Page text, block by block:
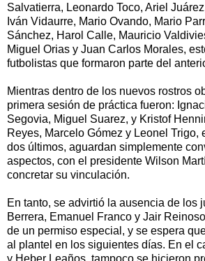
Salvatierra, Leonardo Toco, Ariel
Iván Vidaurre, Mario Ovando, Mario
Sánchez, Harol Calle, Mauricio
Miguel Orias y Juan Carlos Morales,
futbolistas que formaron parte del
Mientras dentro de los nuevos rostros
primera sesión de práctica fueron:
Segovia, Miguel Suarez, y Kristof
Reyes, Marcelo Gómez y Leonel Trigo,
dos últimos, aguardan simplemente
aspectos, con el presidente Wilson
concretar su vinculación.
En tanto, se advirtió la ausencia de los
Berrera, Emanuel Franco y Jair
de un permiso especial, y se espera
al plantel en los siguientes días. En el
y Heber Leaños, tampoco se hicieron